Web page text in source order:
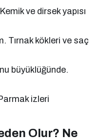
ve dirsek yapısı
Tırnak kökleri ve saç
büyüklüğünde.
izleri
Olur? Ne